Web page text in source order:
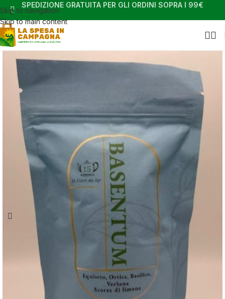
Skip to navigation
Skip to main content
SPEDIZIONE GRATUITA PER GLI ORDINI SOPRA I 99€